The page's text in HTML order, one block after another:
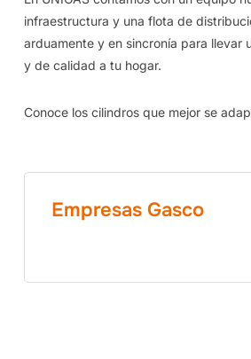
infraestructura y una flota de
arduamente y en sincronía para llevar
y de calidad a tu hogar.
Conoce los cilindros que mejor se
Empresas Gasco